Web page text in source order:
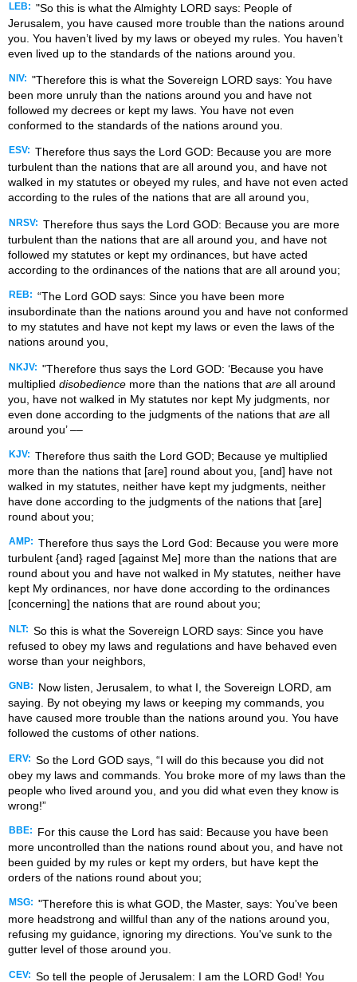
LEB: "So this is what the Almighty LORD says: People of
Jerusalem, you have caused more trouble than the nations around
you. You haven’t lived by my laws or obeyed my rules. You haven’t
even lived up to the standards of the nations around you.
NIV: "Therefore this is what the Sovereign LORD says: You have
been more unruly than the nations around you and have not
followed my decrees or kept my laws. You have not even
conformed to the standards of the nations around you.
ESV: Therefore thus says the Lord GOD: Because you are more
turbulent than the nations that are all around you, and have not
walked in my statutes or obeyed my rules, and have not even acted
according to the rules of the nations that are all around you,
NRSV: Therefore thus says the Lord GOD: Because you are more
turbulent than the nations that are all around you, and have not
followed my statutes or kept my ordinances, but have acted
according to the ordinances of the nations that are all around you;
REB: “The Lord GOD says: Since you have been more
insubordinate than the nations around you and have not conformed
to my statutes and have not kept my laws or even the laws of the
nations around you,
NKJV: "Therefore thus says the Lord GOD: ‘Because you have
multiplied disobedience more than the nations that are all around
you, have not walked in My statutes nor kept My judgments, nor
even done according to the judgments of the nations that are all
around you’ ––
KJV: Therefore thus saith the Lord GOD; Because ye multiplied
more than the nations that [are] round about you, [and] have not
walked in my statutes, neither have kept my judgments, neither
have done according to the judgments of the nations that [are]
round about you;
AMP: Therefore thus says the Lord God: Because you were more
turbulent {and} raged [against Me] more than the nations that are
round about you and have not walked in My statutes, neither have
kept My ordinances, nor have done according to the ordinances
[concerning] the nations that are round about you;
NLT: So this is what the Sovereign LORD says: Since you have
refused to obey my laws and regulations and have behaved even
worse than your neighbors,
GNB:
Now listen, Jerusalem, to what I, the Sovereign LORD, am
saying. By not obeying my laws or keeping my commands, you
have caused more trouble than the nations around you. You have
followed the customs of other nations.
ERV: So the Lord GOD says, “I will do this because you did not
obey my laws and commands. You broke more of my laws than the
people who lived around you, and you did what even they know is
wrong!”
BBE:
For this cause the Lord has said: Because you have been
more uncontrolled than the nations round about you, and have not
been guided by my rules or kept my orders, but have kept the
orders of the nations round about you;
MSG: "Therefore this is what GOD, the Master, says: You've been
more headstrong and willful than any of the nations around you,
refusing my guidance, ignoring my directions. You've sunk to the
gutter level of those around you.
CEV: So tell the people of Jerusalem: I am the LORD God! You